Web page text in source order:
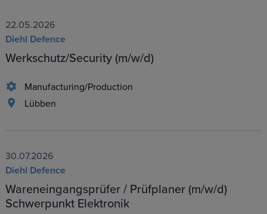
22.05.2026
Diehl Defence
Werkschutz/Security (m/w/d)
Manufacturing/Production
Lübben
30.07.2026
Diehl Defence
Wareneingangsprüfer / Prüfplaner (m/w/d)
Schwerpunkt Elektronik